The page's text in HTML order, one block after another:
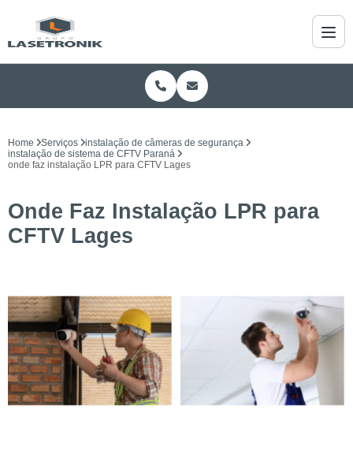
Home Serviços
instalação de câmeras de segurança
instalação de sistema de CFTV Paraná
onde faz instalação LPR para CFTV Lages
Onde Faz Instalação LPR para
CFTV Lages